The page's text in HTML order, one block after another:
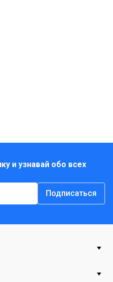
и узнавай обо всех
Подписаться